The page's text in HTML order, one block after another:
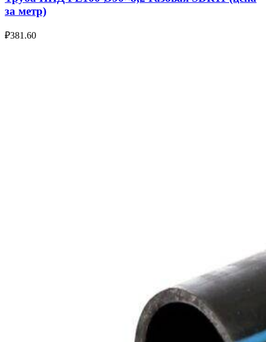
за метр)
₽381.60